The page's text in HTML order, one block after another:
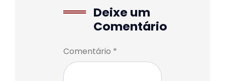
Deixe um
Comentário
Comentário *